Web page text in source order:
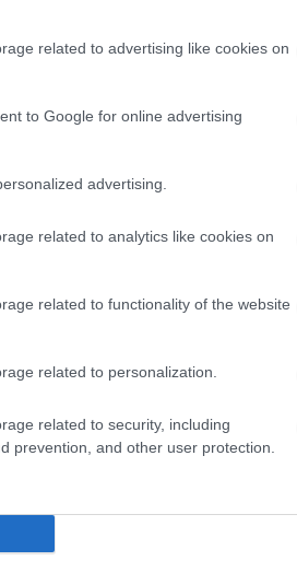
related to advertising like cookies on
to Google for online advertising
advertising.
related to analytics like cookies on
related to functionality of the website
related to personalization.
related to security, including
prevention, and other user protection.
για την Πάτρα
νέα της ταυτότητα
για την Πάτρα της
προσφορά, να
πόλη για να ζεις.